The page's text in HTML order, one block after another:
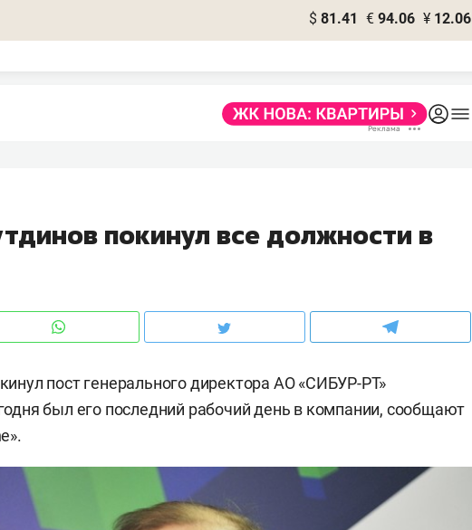
$ 81.41 € 94.06 ¥ 12.06
покинул все должности в
пост генерального директора АО «СИБУР-РТ»
был его последний рабочий день в компании, сообщают